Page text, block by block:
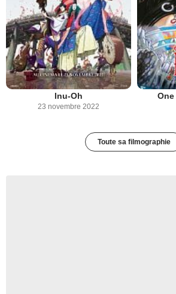
Inu-Oh
23 novembre 2022
One
Toute sa filmographie